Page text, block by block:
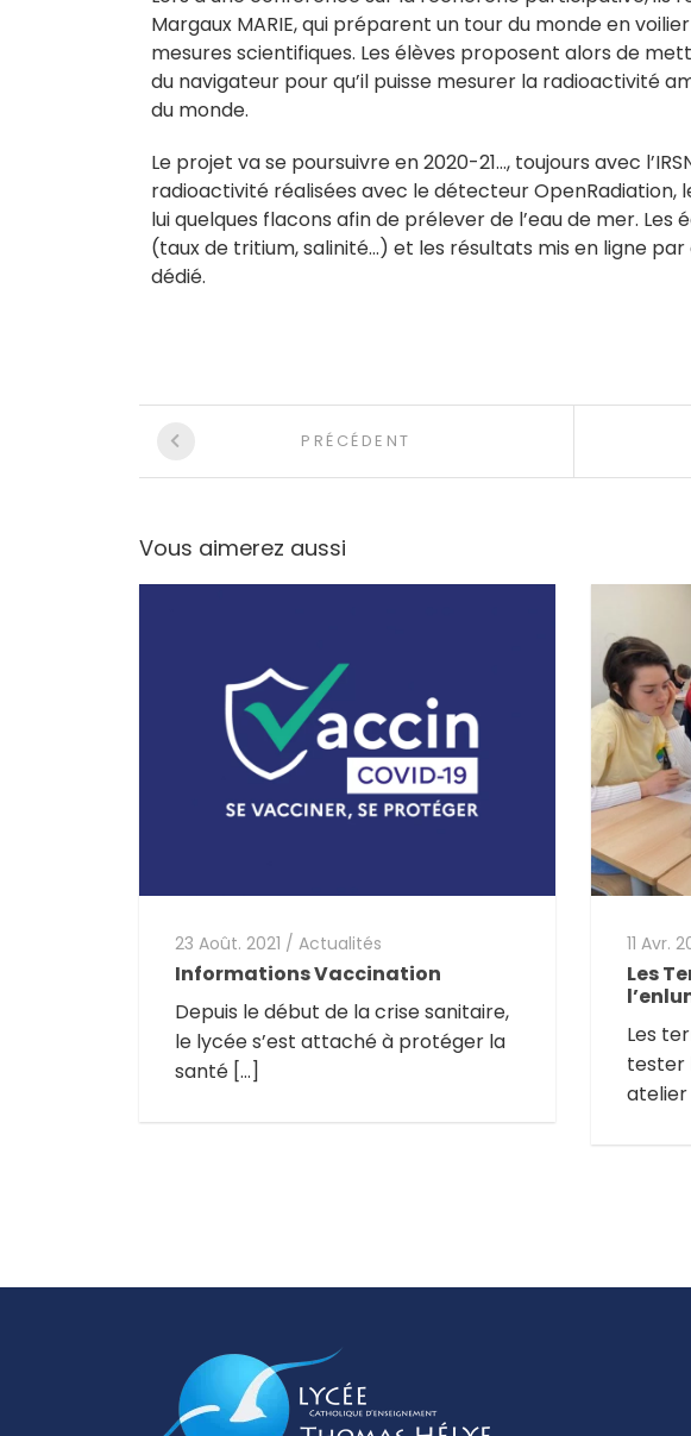
Margaux MARIE, qui préparent un tour du monde en
mesures scientifiques. Les élèves proposent alors de
du navigateur pour qu’il puisse mesurer la radioactivité
du monde.
Le projet va se poursuivre en 2020-21…, toujours avec
radioactivité réalisées avec le détecteur
lui quelques flacons afin de prélever de l’eau de mer. Les
(taux de tritium, salinité…) et les résultats mis en ligne par
dédié.
PRÉCÉDENT
Vous aimerez aussi
23 Août. 2021 / Actualités
Informations Vaccination
Depuis le début de la crise sanitaire,
le lycée s’est attaché à protéger la
santé […]
11 Avr.
Les
Les
tester
atelier